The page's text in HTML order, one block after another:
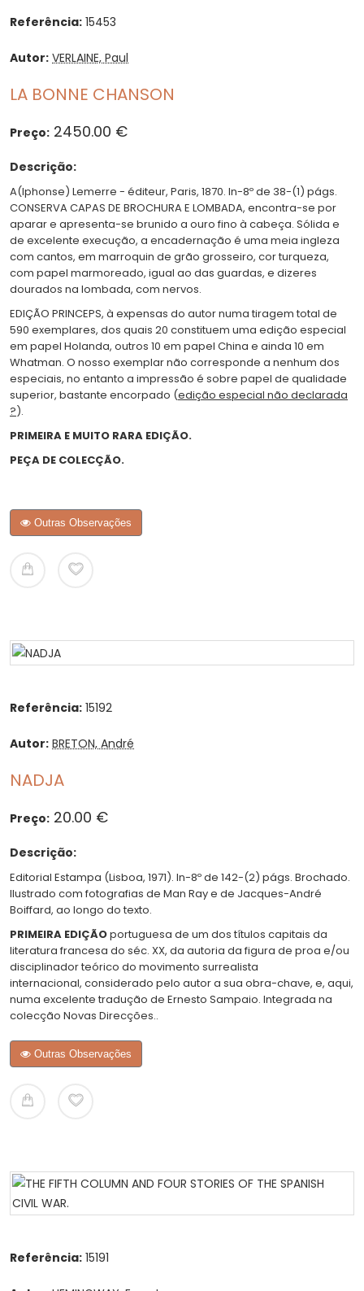
Referência: 15453
Autor: VERLAINE, Paul
LA BONNE CHANSON
Preço: 2450.00 €
Descrição:
A(lphonse) Lemerre - éditeur, Paris, 1870. In-8º de 38-(1) págs.
CONSERVA CAPAS DE BROCHURA E LOMBADA, encontra-se por
aparar e apresenta-se brunido a ouro fino à cabeça. Sólida e
de excelente execução, a encadernação é uma meia ingleza
com cantos, em marroquin de grão grosseiro, cor turqueza,
com papel marmoreado, igual ao das guardas, e dizeres
dourados na lombada, com nervos.
EDIÇÃO PRINCEPS, à expensas do autor numa tiragem total de
590 exemplares, dos quais 20 constituem uma edição especial
em papel Holanda, outros 10 em papel China e ainda 10 em
Whatman. O nosso exemplar não corresponde a nenhum dos
especiais, no entanto a impressão é sobre papel de qualidade
superior, bastante encorpado (edição especial não declarada
?).
PRIMEIRA E MUITO RARA EDIÇÃO.
PEÇA DE COLECÇÃO.
Outras Observações
Referência: 15192
Autor: BRETON, André
NADJA
Preço: 20.00 €
Descrição:
Editorial Estampa (Lisboa, 1971). In-8º de 142-(2) págs. Brochado.
Ilustrado com fotografias de Man Ray e de Jacques-André
Boiffard, ao longo do texto.
PRIMEIRA EDIÇÃOportuguesa de um dos títulos capitais da
literatura francesa do séc. XX, da autoria da figura de proa e/ou
disciplinador teórico do movimento surrealista
internacional, considerado pelo autor a sua obra-chave, e, aqui,
numa excelente tradução de Ernesto Sampaio. Integrada na
colecção Novas Direcções..
Outras Observações
Referência: 15191